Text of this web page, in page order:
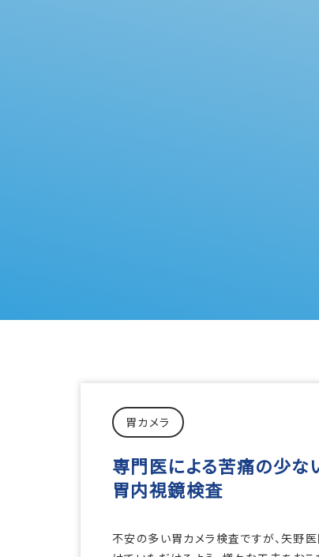
胃カメラ
専門医による苦痛の少な
胃内視鏡検査
不安の多い胃カメラ検査ですが、矢野